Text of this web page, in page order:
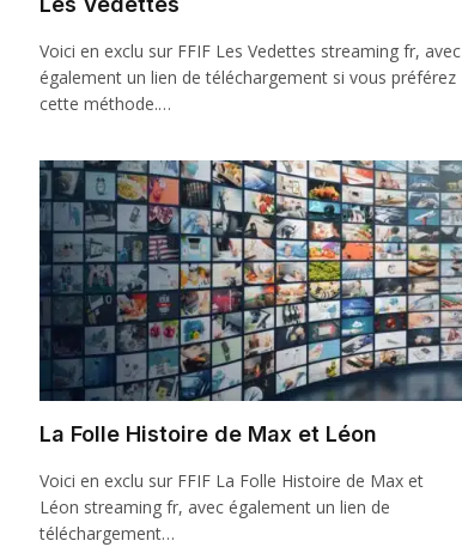
Voici en exclu sur FFIF Les Vedettes streaming fr, avec
également un lien de téléchargement si vous préférez
cette méthode.…
La Folle Histoire de Max et Léon
Voici en exclu sur FFIF La Folle Histoire de Max et
Léon streaming fr, avec également un lien de
téléchargement…